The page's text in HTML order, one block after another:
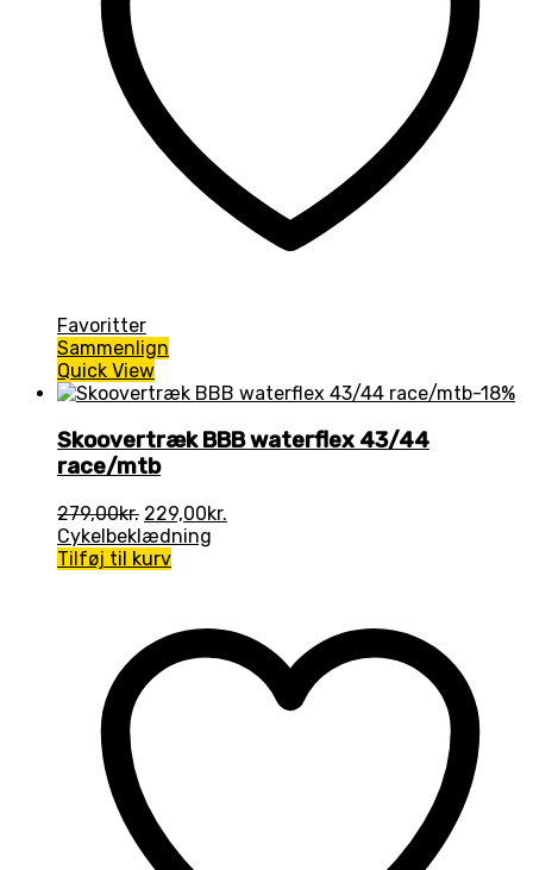
Favoritter
Sammenlign
Quick View
-18%
Skoovertræk BBB waterflex 43/44
race/mtb
279,00kr. Den
oprindelige
pris
229,00kr.
Cykelbeklædning
Tilføj til kurv